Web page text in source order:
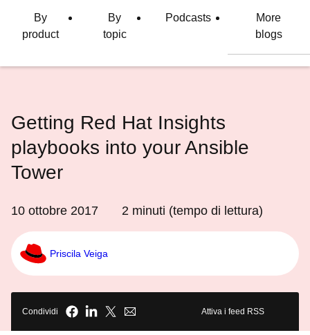
By
product
By
topic
Podcasts
More
blogs
Getting Red Hat Insights
playbooks into your Ansible
Tower
10 ottobre 2017 2 minuti (tempo di lettura)
Priscila Veiga
Condividi Attiva i feed RSS